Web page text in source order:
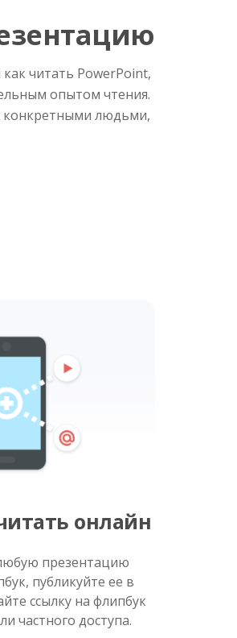
читать PowerPoint,
опытом чтения.
конкретными людьми,
онлайн
презентацию
публикуйте ее в
ссылку на флипбук
частного доступа.